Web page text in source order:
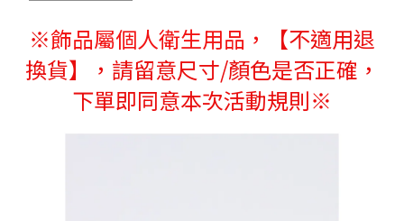
※飾品屬個人衛生用品，
【不適用退
換貨】，請留意尺寸/顏色是否正確，
下單即同意本次活動規則※